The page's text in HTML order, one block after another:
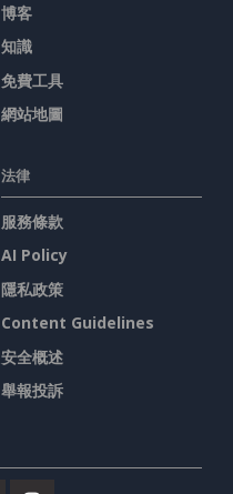
博客
知識
免費工具
網站地圖
法律
服務條款
AI Policy
隱私政策
Content Guidelines
安全概述
舉報投訴